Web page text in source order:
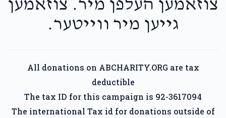
צוזאמען העלפן מיר. צוזאמען
גייען מיר ווייטער.
All donations on ABCHARITY.ORG are tax
deductible
The tax ID for this campaign is 92-3617094
The international Tax id for donations outside of